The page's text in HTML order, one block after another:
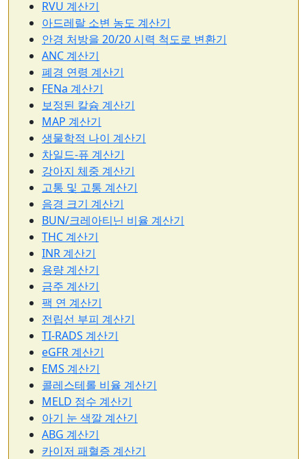
RVU 계산기
아드레랄 소변 농도 계산기
안경 처방을 20/20 시력 척도로 변환기
ANC 계산기
폐경 연령 계산기
FENa 계산기
보정된 칼슘 계산기
MAP 계산기
생물학적 나이 계산기
차일드-퓨 계산기
강아지 체중 계산기
고통 및 고통 계산기
음경 크기 계산기
BUN/크레아티닌 비율 계산기
THC 계산기
INR 계산기
용량 계산기
금주 계산기
팩 연 계산기
전립선 부피 계산기
TI-RADS 계산기
eGFR 계산기
EMS 계산기
콜레스테롤 비율 계산기
MELD 점수 계산기
아기 눈 색깔 계산기
ABG 계산기
카이저 패혈증 계산기